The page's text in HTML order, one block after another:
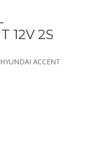
12V 2S
ACCENT